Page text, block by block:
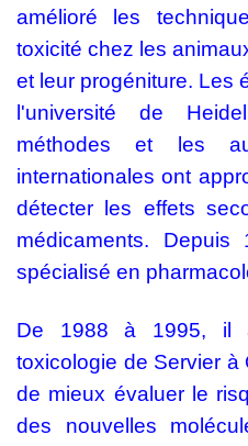
amélioré les
toxicité chez les
et leur progéniture. Les
l'université de
méthodes et les
internationales ont
détecter les effets
médicaments.
spécialisé en
De 1988 à 1995, il
toxicologie de Servier à
de mieux évaluer le
des nouvelles